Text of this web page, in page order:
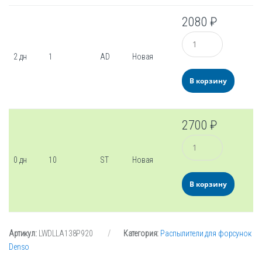
2 дн 1 AD Новая
2080₽
Количество
В корзину
0 дн 10 ST Новая
2700₽
Количество
В корзину
Артикул: LWDLLA138P920 Категория: Распылители для форсунок
Denso